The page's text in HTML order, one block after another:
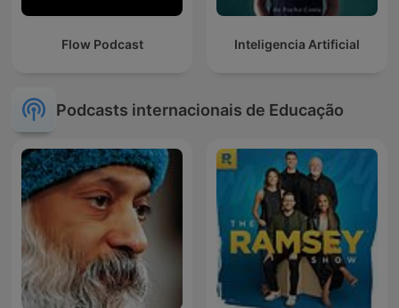
Flow Podcast Inteligencia Artificial
Podcasts internacionais de Educação